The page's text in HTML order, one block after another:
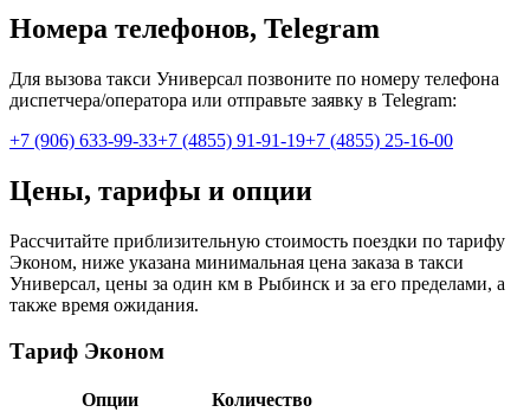
Номера телефонов, Telegram
Для вызова такси Универсал позвоните по номеру телефона
диспетчера/оператора или отправьте заявку в Telegram:
+7 (906) 633-99-33+7 (4855) 91-91-19+7 (4855) 25-16-00
Цены, тарифы и опции
Рассчитайте приблизительную стоимость поездки по тарифу
Эконом, ниже указана минимальная цена заказа в такси
Универсал, цены за один км в Рыбинск и за его пределами, а
также время ожидания.
Тариф Эконом
Опции
Количество